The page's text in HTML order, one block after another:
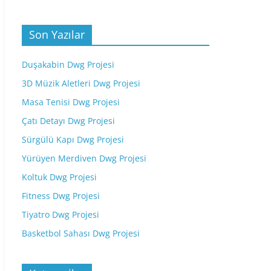
Son Yazılar
Duşakabin Dwg Projesi
3D Müzik Aletleri Dwg Projesi
Masa Tenisi Dwg Projesi
Çatı Detayı Dwg Projesi
Sürgülü Kapı Dwg Projesi
Yürüyen Merdiven Dwg Projesi
Koltuk Dwg Projesi
Fitness Dwg Projesi
Tiyatro Dwg Projesi
Basketbol Sahası Dwg Projesi